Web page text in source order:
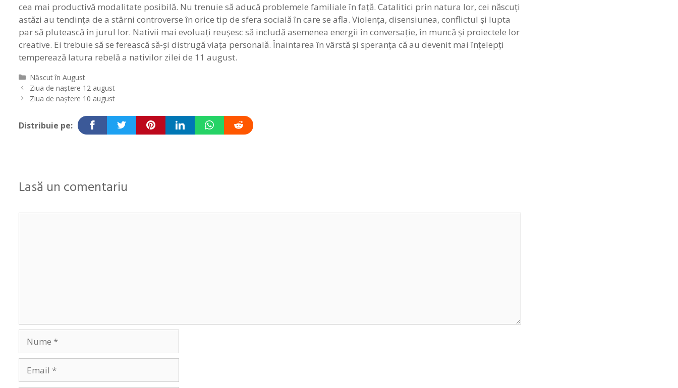
cea mai productivă modalitate posibilă. Nu trenuie să aducă problemele familiale în faţă. Catalitici prin natura lor, cei născuţi
astăzi au tendinţa de a stârni controverse în orice tip de sfera socială în care se afla. Violenţa, disensiunea, conflictul şi lupta
par să plutească în jurul lor. Nativii mai evoluaţi reuşesc să includă asemenea energii în conversaţie, în muncă şi proiectele lor
creative. Ei trebuie să se ferească să-şi distrugă viaţa personală. Înaintarea în vârstă şi speranţa că au devenit mai înţelepţi
temperează latura rebelă a nativilor zilei de 11 august.
Categorii
Născut în August
Navigare
în
Ziua de naștere 12 august
Ziua de naștere 10 august
Distribuie pe:
Lasă un comentariu